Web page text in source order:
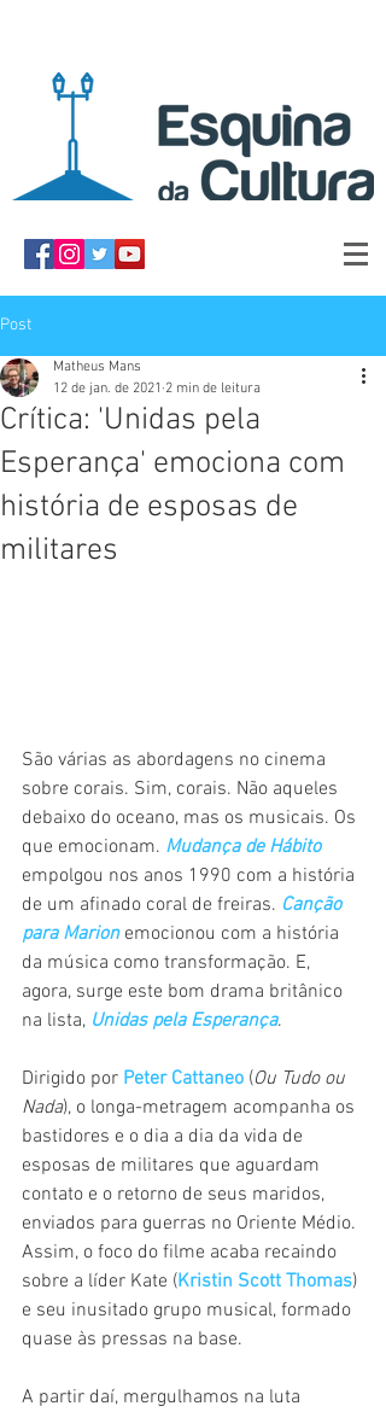
Post
Crítica: 'Unidas pela
Esperança' emociona com
história de esposas de
militares
Matheus Mans
12 de jan. de 2021 2 min de leitura
São várias as abordagens no cinema
sobre corais. Sim, corais. Não aqueles
debaixo do oceano, mas os musicais. Os
que emocionam. Mudança de Hábito
empolgou nos anos 1990 com a história
de um afinado coral de freiras. Canção
para Marion emocionou com a história
da música como transformação. E,
agora, surge este bom drama britânico
na lista, Unidas pela Esperança.
Dirigido por Peter Cattaneo (Ou Tudo ou
Nada), o longa-metragem acompanha os
bastidores e o dia a dia da vida de
esposas de militares que aguardam
contato e o retorno de seus maridos,
enviados para guerras no Oriente Médio.
Assim, o foco do filme acaba recaindo
sobre a líder Kate (Kristin Scott Thomas)
e seu inusitado grupo musical, formado
quase às pressas na base.
A partir daí, mergulhamos na luta